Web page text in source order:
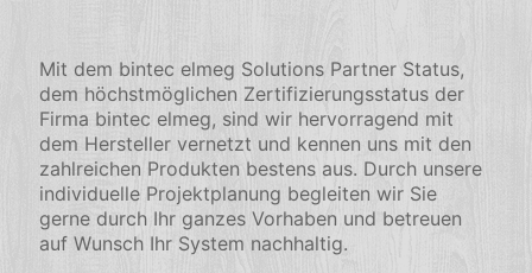
Mit dem bintec elmeg Solutions Partner Status,
dem höchstmöglichen Zertifizierungsstatus der
Firma bintec elmeg, sind wir hervorragend mit
dem Hersteller vernetzt und kennen uns mit den
zahlreichen Produkten bestens aus. Durch unsere
individuelle Projektplanung begleiten wir Sie
gerne durch Ihr ganzes Vorhaben und betreuen
auf Wunsch Ihr System nachhaltig.